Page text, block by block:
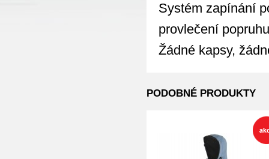
Systém zapínání
provlečení
Žádné kapsy,
PODOBNÉ PRODUKTY